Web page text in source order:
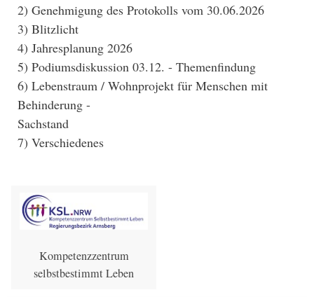
2) Genehmigung des Protokolls vom 30.06.2026
3) Blitzlicht
4) Jahresplanung 2026
5) Podiumsdiskussion 03.12. - Themenfindung
6) Lebenstraum / Wohnprojekt für Menschen mit
Behinderung -
Sachstand
7) Verschiedenes
Kompetenzzentrum
selbstbestimmt Leben